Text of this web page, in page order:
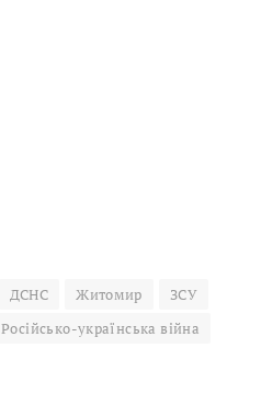
ДСНС Житомир
ЗСУ
Російсько-українська війна